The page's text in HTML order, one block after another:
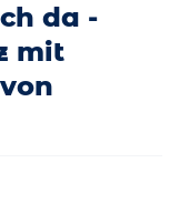
da -
mit